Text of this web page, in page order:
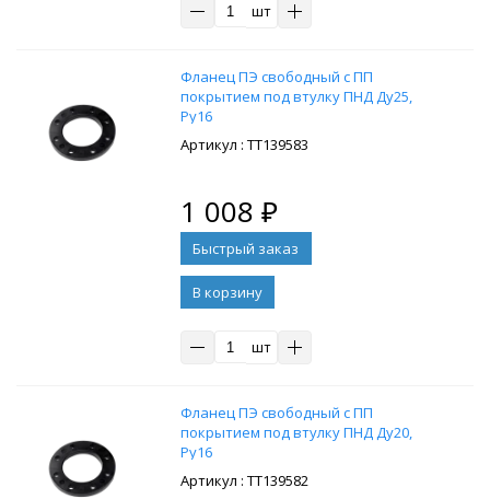
шт
Фланец ПЭ свободный с ПП
покрытием под втулку ПНД Ду25,
Ру16
: ТТ139583
1 008 ₽
В корзину
шт
Фланец ПЭ свободный с ПП
покрытием под втулку ПНД Ду20,
Ру16
: ТТ139582